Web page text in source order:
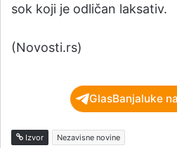
sok koji je odličan laksativ.
(Novosti.rs)
GlasBanjaluke
Izvor Nezavisne novine